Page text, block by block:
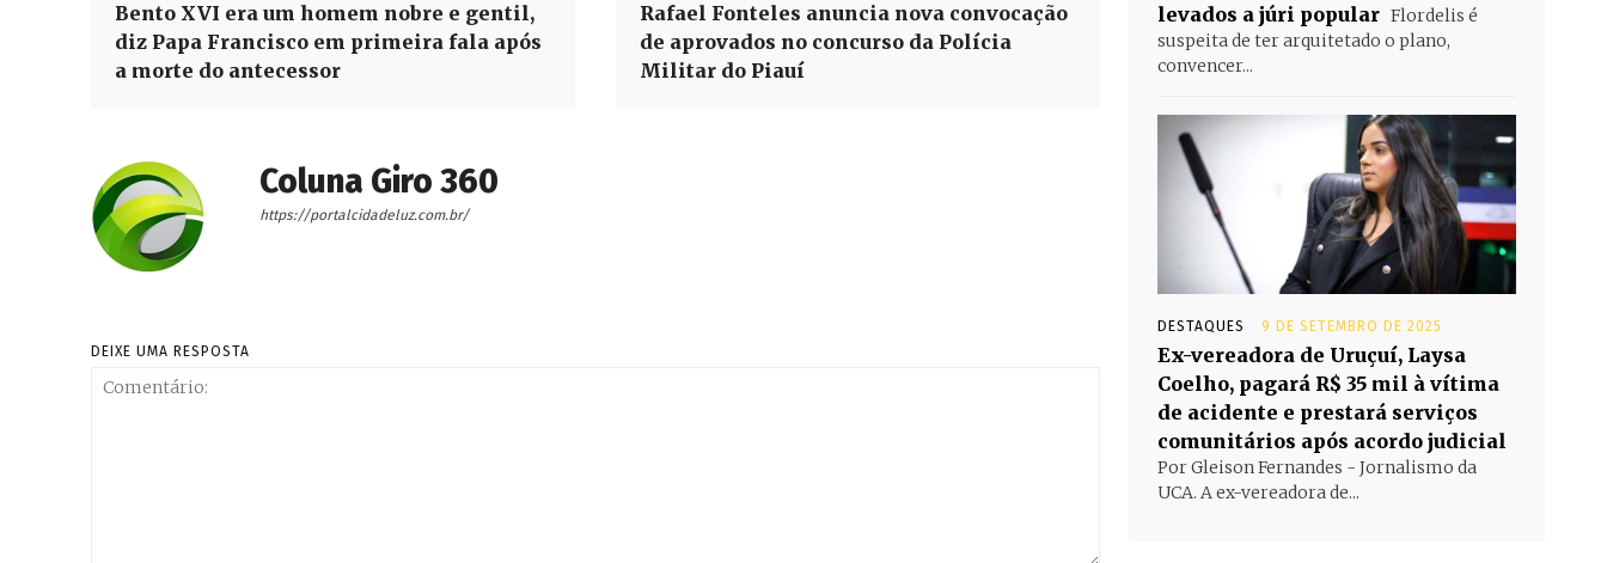
Bento XVI era um homem nobre e gentil,
diz Papa Francisco em primeira fala após
a morte do antecessor
Rafael Fonteles anuncia nova convocação
de aprovados no concurso da Polícia
Militar do Piauí
Coluna Giro 360
https://portalcidadeluz.com.br/
DEIXE UMA RESPOSTA
levados a júri popular Flordelis é
suspeita de ter arquitetado o plano,
convencer...
DESTAQUES 9 DE SETEMBRO DE 2025
Ex-vereadora de Uruçuí, Laysa
Coelho, pagará R$ 35 mil à vítima
de acidente e prestará serviços
comunitários após acordo judicial
Por Gleison Fernandes - Jornalismo da
UCA. A ex-vereadora de...